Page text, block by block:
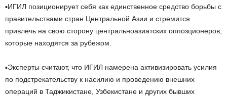
▪️ИГИЛ позиционирует себя как единственное средство борьбы с
правительствами стран Центральной Азии и стремится
привлечь на свою сторону центральноазиатских оппозционеров,
которые находятся за рубежом.
▪️Эксперты считают, что ИГИЛ намерена активизировать усилия
по подстрекательству к насилию и проведению внешних
операций в Таджикистане, Узбекистане и других бывших